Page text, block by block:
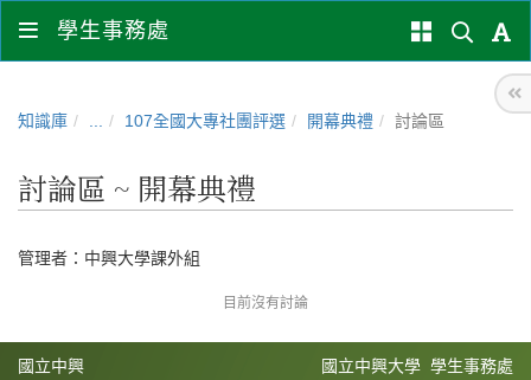
學生事務處
知識庫 107全國大專社團評選 開幕典禮 討論區
討論區 ~ 開幕典禮
管理者： 中興大學課外組
目前沒有討論
國立中興大學 學生事務處
國立中興